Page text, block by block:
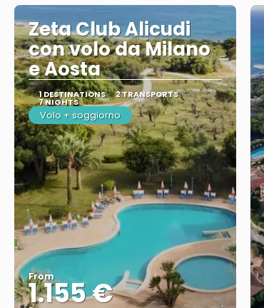
Zeta Club Alicudi
con volo da Milano
e Aosta
1 DESTINATIONS 2 TRANSPORTS
7 NIGHTS
Volo + soggiorno
From
1.155 €